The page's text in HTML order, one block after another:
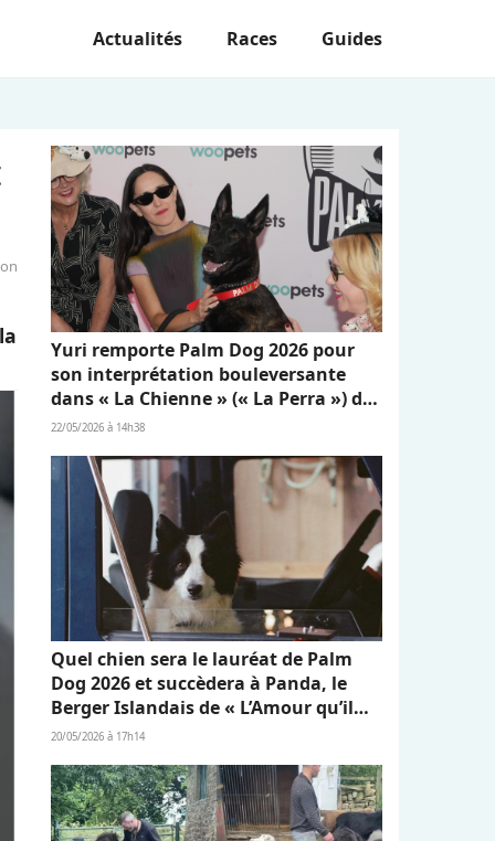
Actualités Races Guides
Yuri remporte Palm Dog 2026 pour
son interprétation bouleversante
dans « La Chienne » (« La Perra ») de
Dominga Sotomayor
22/05/2026 à 14h38
Quel chien sera le lauréat de Palm
Dog 2026 et succèdera à Panda, le
Berger Islandais de « L’Amour qu’il
nous reste » ?
20/05/2026 à 17h14